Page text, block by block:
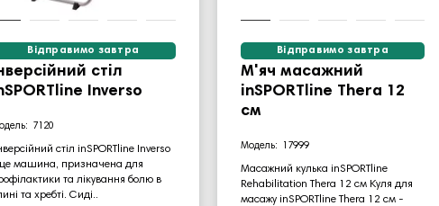
Відправимо завтра
стіл
Inverso
7120
стіл inSPORTline Inverso
машина, призначена для
та лікування болю в
та хребті. Сиді..
Відправимо завтра
М'яч масажний
inSPORTline Thera 12
см
17999
Масажний кулька inSPORTline
Rehabilitation Thera 12 см Куля для
масажу inSPORTline Thera 12 см -